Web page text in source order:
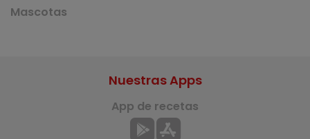
Mascotas
Nuestras Apps
App de recetas